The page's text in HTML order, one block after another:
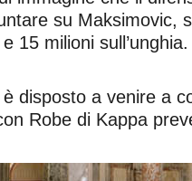
su Maksimovic,
15 milioni sull’unghia.
disposto a venire a
Robe di Kappa